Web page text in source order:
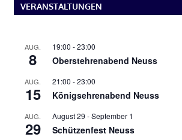
VERANSTALTUNGEN
AUG.
8
19:00 -23:00
Oberstehrenabend Neuss
AUG.
15
21:00 -23:00
Königsehrenabend Neuss
AUG.
29
August 29 -September 1
Schützenfest Neuss